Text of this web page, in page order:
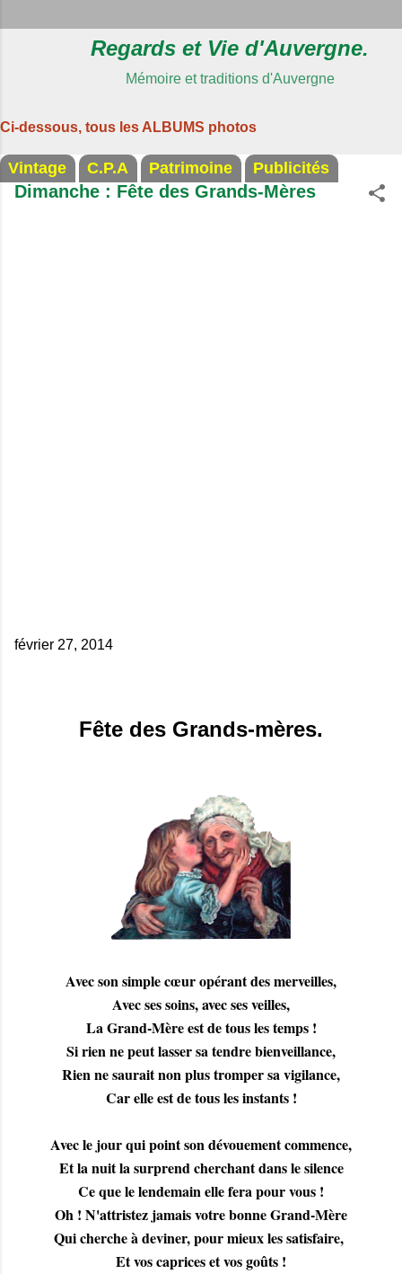
Regards et Vie d'Auvergne.
Mémoire et traditions d'Auvergne
Ci-dessous, tous les ALBUMS photos
Vintage C.P.A Patrimoine Publicités
Dimanche : Fête des Grands-Mères
février 27, 2014
Fête des Grands-mères.
Avec son simple cœur opérant des merveilles,
Avec ses soins, avec ses veilles,
La Grand-Mère est de tous les temps !
Si rien ne peut lasser sa tendre bienveillance,
Rien ne saurait non plus tromper sa vigilance,
Car elle est de tous les instants !
Avec le jour qui point son dévouement commence,
Et la nuit la surprend cherchant dans le silence
Ce que le lendemain elle fera pour vous !
Oh ! N'attristez jamais votre bonne Grand-Mère
Qui cherche à deviner, pour mieux les satisfaire,
Et vos caprices et vos goûts !